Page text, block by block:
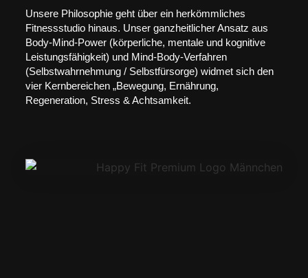
Unsere Philosophie geht über ein herkömmliches
Fitnessstudio hinaus. Unser ganzheitlicher Ansatz aus
Body-Mind-Power (körperliche, mentale und kognitive
Leistungsfähigkeit) und Mind-Body-Verfahren
(Selbstwahrnehmung / Selbstfürsorge) widmet sich den
vier Kernbereichen „Bewegung, Ernährung,
Regeneration, Stress & Achtsamkeit.